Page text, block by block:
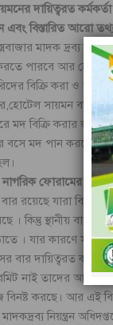
দায়িত্বরত
এবং বিস্তারিত আরো
মাদক দ্রব্য
পারবে আর
বিক্রি করা ও
সায়মন বার, সি
মদ বিক্রি করার জন্য
বসে মদ পান করলেও
নাগরিক ফোরামের
বার রয়েছে যারা
। কিন্তু স্থানীয়
। যার কারণে
বার দায়িত্বরত
নাই তাদের আমরা
বিনষ্ট করছে। আর এই
নিয়ন্ত্রন